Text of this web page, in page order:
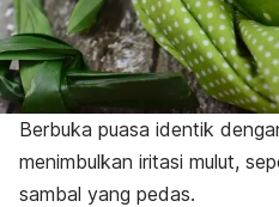
Berbuka puasa identik
menimbulkan iritasi mulut,
sambal yang pedas.